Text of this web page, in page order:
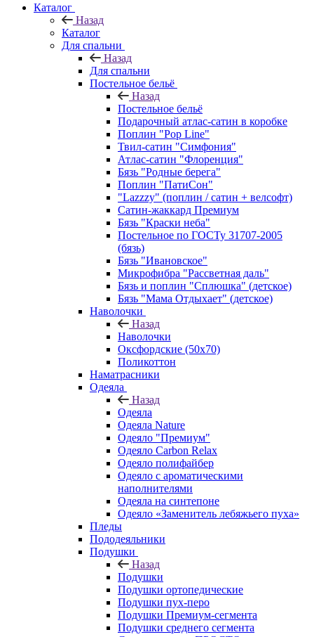
Каталог
Назад
Каталог
Для спальни
Назад
Для спальни
Постельное бельё
Назад
Постельное бельё
Подарочный атлас-сатин в коробке
Поплин "Pop Line"
Твил-сатин "Симфония"
Атлас-сатин "Флоренция"
Бязь "Родные берега"
Поплин "ПатиСон"
"Lazzzy" (поплин / сатин + велсофт)
Сатин-жаккард Премиум
Бязь "Краски неба"
Постельное по ГОСТу 31707-2005
(бязь)
Бязь "Ивановское"
Микрофибра "Рассветная даль"
Бязь и поплин "Сплюшка" (детское)
Бязь "Мама Отдыхает" (детское)
Наволочки
Назад
Наволочки
Оксфордские (50х70)
Поликоттон
Наматрасники
Одеяла
Назад
Одеяла
Одеяла Nature
Одеяло "Премиум"
Одеяло Carbon Relax
Одеяло полифайбер
Одеяло с ароматическими
наполнителями
Одеяла на синтепоне
Одеяло «Заменитель лебяжьего пуха»
Пледы
Пододеяльники
Подушки
Назад
Подушки
Подушки ортопедические
Подушки пух-перо
Подушки Премиум-сегмента
Подушки среднего сегмента